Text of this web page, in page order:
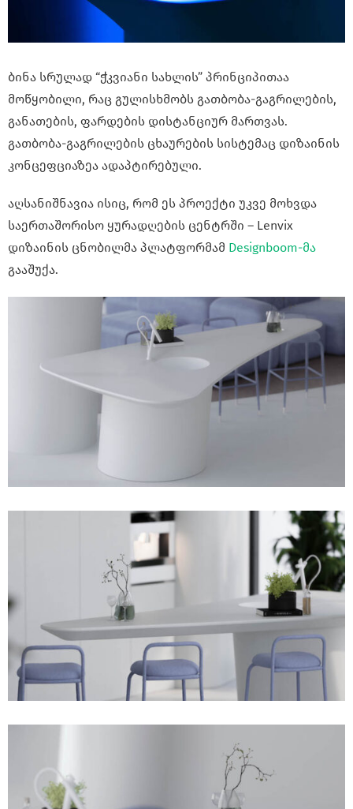
ბინა სრულად “ჭკვიანი სახლის” პრინციპითაა
მოწყობილი, რაც გულისხმობს გათბობა-გაგრილების,
განათების, ფარდების დისტანციურ მართვას.
გათბობა-გაგრილების ცხაურების სისტემაც დიზაინის
კონცეფციაზეა ადაპტირებული.
აღსანიშნავია ისიც, რომ ეს პროექტი უკვე მოხვდა
საერთაშორისო ყურადღების ცენტრში – Lenvix
დიზაინის ცნობილმა პლატფორმამ Designboom-მა
გააშუქა.